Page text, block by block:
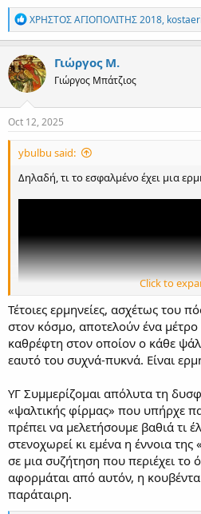
R
e
a
c
t
i
o
n
s
ΧΡΗΣΤΟΣ ΑΓΙΟΠΟΛΙΤΗΣ 2018, kostaeri
Γιώργος Μ.
Γιώργος Μπάτζιος
Oct 12, 2025
ybulbu said:
Δηλαδή, τι το εσφαλμένο έχει μια
Click to
Τέτοιες ερμηνείες, ασχέτως του
στον κόσμο, αποτελούν ένα
καθρέφτη στον οποίον ο κάθε
εαυτό του συχνά-πυκνά. Είναι
ΥΓ Συμμερίζομαι απόλυτα τη
«ψαλτικής φίρμας» που υπήρχε
πρέπει να μελετήσουμε βαθιά τι
στενοχωρεί κι εμένα η έννοια
σε μια συζήτηση που περιέχει
αφορμάται από αυτόν, η κουβέντα
παράταιρη.